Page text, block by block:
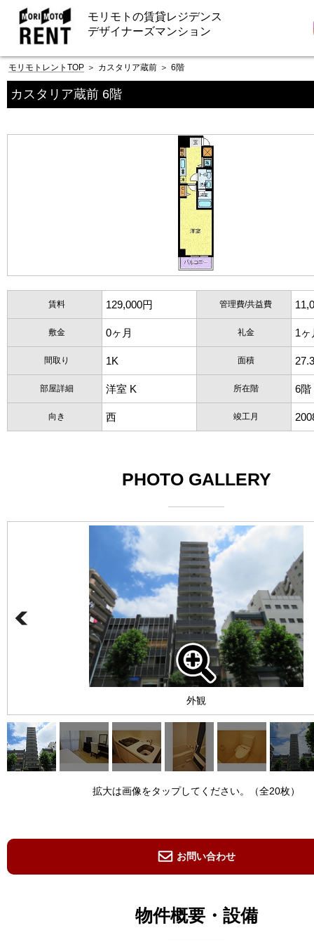
モリモトの賃貸レジデンス
デザイナーズマンション
モリモトレントTOP ＞ カスタリア蔵前 ＞ 6階
カスタリア蔵前 6階
賃料 129,000円 管理費/共益費
敷金 0ヶ月 礼金 1ヶ
間取り 1K 面積
部屋詳細 洋室 K 所在階 6階
向き 西 竣工月
PHOTO GALLERY
外観
拡大は画像をタップしてください。（全20枚）
お問い合わせ
物件概要・設備